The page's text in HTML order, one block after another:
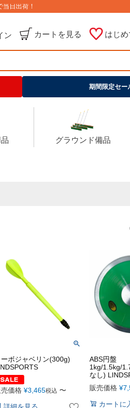
日出荷！
ン カートを見る はじ
期間限定セー
グラウンド備品
ーボジャベリン(300g)
価格 ¥3,465税込 〜
ABS円盤
1kg/1.5kg/
なし)
販売価格 ¥
カートに